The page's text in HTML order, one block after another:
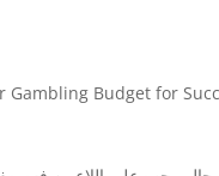
Gambling Budget for